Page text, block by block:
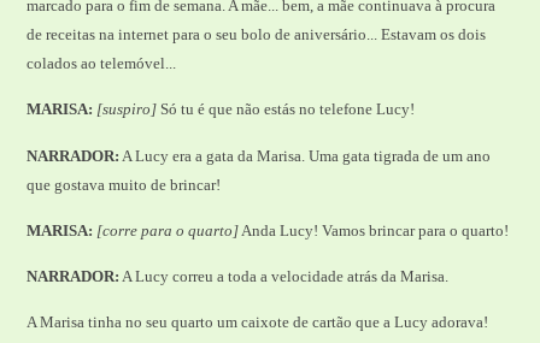
marcado para o fim de semana. A mãe... bem, a mãe continuava à procura
de receitas na internet para o seu bolo de aniversário... Estavam os dois
colados ao telemóvel...
MARISA: [suspiro] Só tu é que não estás no telefone Lucy!
NARRADOR: A Lucy era a gata da Marisa. Uma gata tigrada de um ano
que gostava muito de brincar!
MARISA: [corre para o quarto] Anda Lucy! Vamos brincar para o quarto!
NARRADOR: A Lucy correu a toda a velocidade atrás da Marisa.
A Marisa tinha no seu quarto um caixote de cartão que a Lucy adorava!